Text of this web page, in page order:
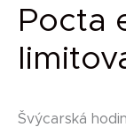
Pocta
Švýcarská